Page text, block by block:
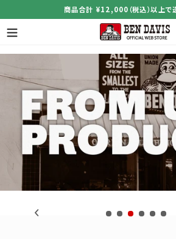
ン
テ
ツ
商品合計 ¥12,000（税込）以上で
GORILLA CUT
圧倒的シルエットで魅せるワイドパ
26SS APPAREL
COLLECTION